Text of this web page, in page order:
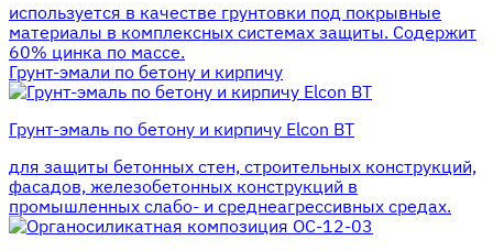
используется в качестве грунтовки под покрывные
материалы в комплексных системах защиты. Cодержит
60% цинка по массе.
Грунт-эмали по бетону и кирпичу
Грунт-эмаль по бетону и кирпичу Elcon BT
для защиты бетонных стен, строительных конструкций,
фасадов, железобетонных конструкций в
промышленных слабо- и среднеагрессивных средах.